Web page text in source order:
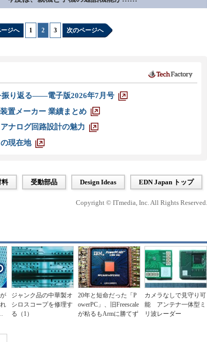
ジへ 1 2 3 次のページへ
振り返る――電子版2026年7月号
置メーカー 業績まとめ
ナログ回路設計の魅力
現在地
料 受動部品 Design Ideas EDN Japan トップ
Copyright © ITmedia, Inc. All Rights Reserved.
ジャンク品の中華製オ
シロスコープを修理す
る（1）
20年と短命だった「P
owerPC」、旧Freescale
が粘るもArmに勝てず
カメラなしで見守り可
能 アンテナ一体型ミ
リ波レーダー